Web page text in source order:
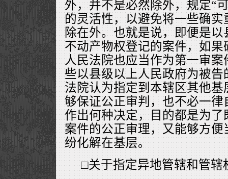
外，并不是必然除外，规定“
的灵活性，以避免将一些确
除在外。也就是说，即便是
不动产物权登记的案件，如
人民法院也应当作为第一审
些以县级以上人民政府为被
法院认为指定到本辖区其他
够保证公正审判，也不必一
作出何种决定，目的都是为
案件的公正审理，又能够方
纷化解在基层。
□关于指定异地管辖和管辖